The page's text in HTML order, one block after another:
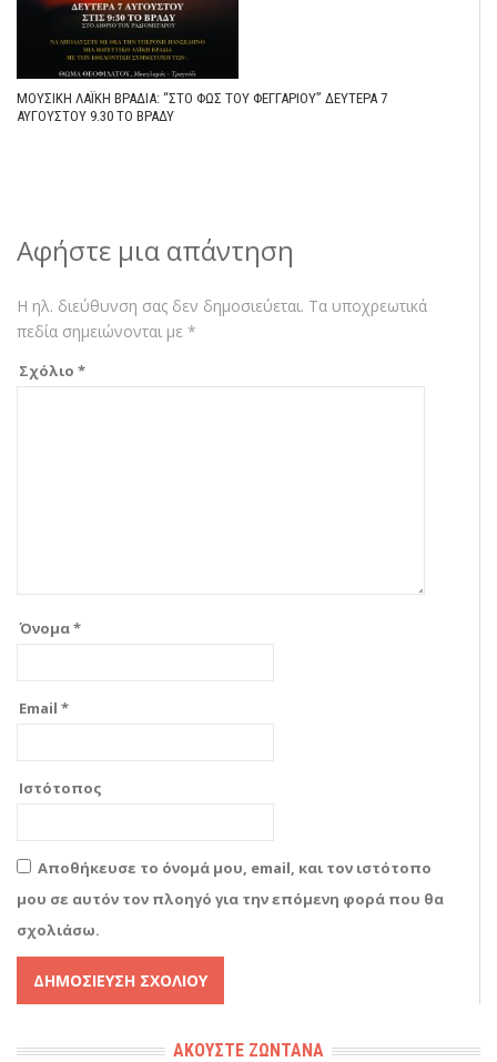
ΜΟΥΣΙΚΉ ΛΑΪΚΉ ΒΡΑΔΙΆ: “ΣΤΟ ΦΩΣ ΤΟΥ ΦΕΓΓΑΡΙΟΎ” ΔΕΥΤΕΡΑ 7
ΑΥΓΟΥΣΤΟΥ 9.30 ΤΟ ΒΡΆΔΥ
Αφήστε μια απάντηση
Η ηλ. διεύθυνση σας δεν δημοσιεύεται. Τα υποχρεωτικά
πεδία σημειώνονται με *
Σχόλιο *
Όνομα*
Email *
Ιστότοπος
Αποθήκευσε το όνομά μου, email, και τον ιστότοπο
μου σε αυτόν τον πλοηγό για την επόμενη φορά που θα
σχολιάσω.
ΑΚΟΎΣΤΕ ΖΩΝΤΑΝΆ